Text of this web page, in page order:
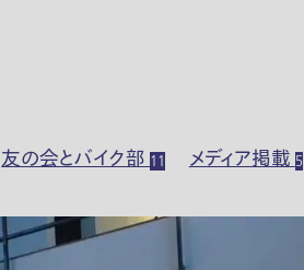
友の会とバイク部11 メディア掲載5